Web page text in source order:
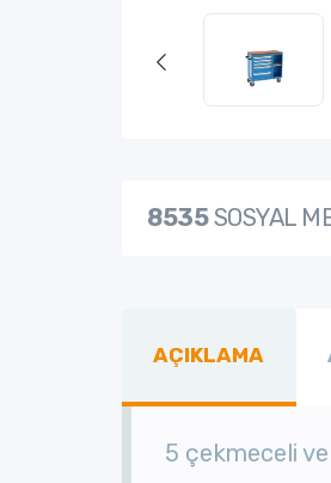
8535SOSYAL
AÇIKLAMA
5 çekmeceli ve